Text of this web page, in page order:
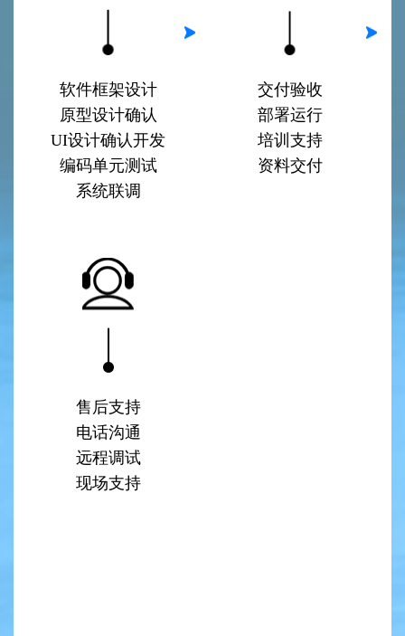
软件框架设计
原型设计确认
UI设计确认开发
编码单元测试
系统联调
交付验收
部署运行
培训支持
资料交付
售后支持
电话沟通
远程调试
现场支持